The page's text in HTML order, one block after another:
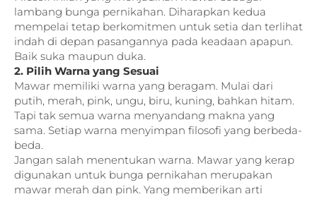
lambang bunga pernikahan. Diharapkan kedua
mempelai tetap berkomitmen untuk setia dan terlihat
indah di depan pasangannya pada keadaan apapun.
Baik suka maupun duka.
2. Pilih Warna yang Sesuai
Mawar memiliki warna yang beragam. Mulai dari
putih, merah, pink, ungu, biru, kuning, bahkan hitam.
Tapi tak semua warna menyandang makna yang
sama. Setiap warna menyimpan filosofi yang berbeda-
beda.
Jangan salah menentukan warna. Mawar yang kerap
digunakan untuk bunga pernikahan merupakan
mawar merah dan pink. Yang memberikan arti